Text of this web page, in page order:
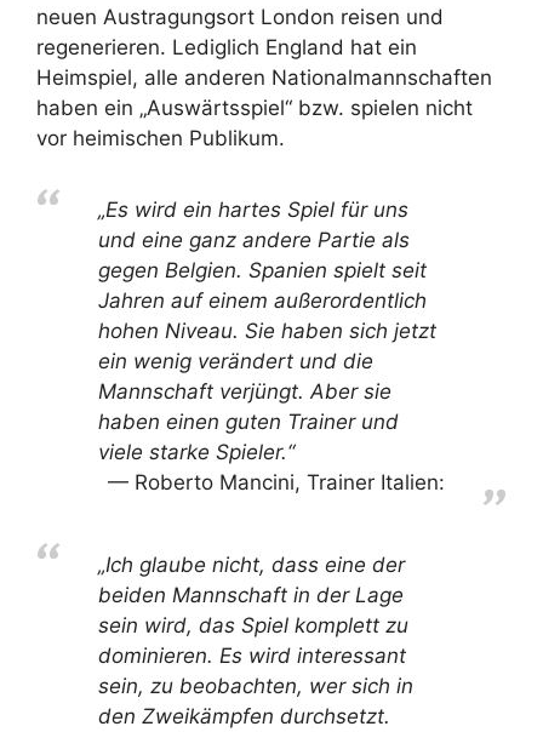
neuen Austragungsort London reisen und
regenerieren. Lediglich England hat ein
Heimspiel, alle anderen Nationalmannschaften
haben ein „Auswärtsspiel“ bzw. spielen nicht
vor heimischen Publikum.
„Es wird ein hartes Spiel für uns
und eine ganz andere Partie als
gegen Belgien. Spanien spielt seit
Jahren auf einem außerordentlich
hohen Niveau. Sie haben sich jetzt
ein wenig verändert und die
Mannschaft verjüngt. Aber sie
haben einen guten Trainer und
viele starke Spieler.“
Roberto Mancini, Trainer Italien:
„Ich glaube nicht, dass eine der
beiden Mannschaft in der Lage
sein wird, das Spiel komplett zu
dominieren. Es wird interessant
sein, zu beobachten, wer sich in
den Zweikämpfen durchsetzt.